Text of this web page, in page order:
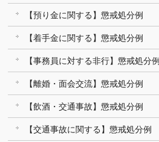
【預り金に関する】懲戒処分例
【着手金に関する】懲戒処分例
【事務員に対する非行】懲戒処分例
【離婚・面会交流】懲戒処分例
【飲酒・交通事故】懲戒処分例
【交通事故に関する】懲戒処分例